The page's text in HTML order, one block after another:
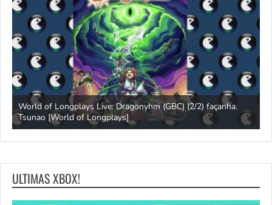
World of Longplays Live: Dragonyhm (GBC) (2/2) façanha.
Tsunao [World of Longplays]
ULTIMAS XBOX!